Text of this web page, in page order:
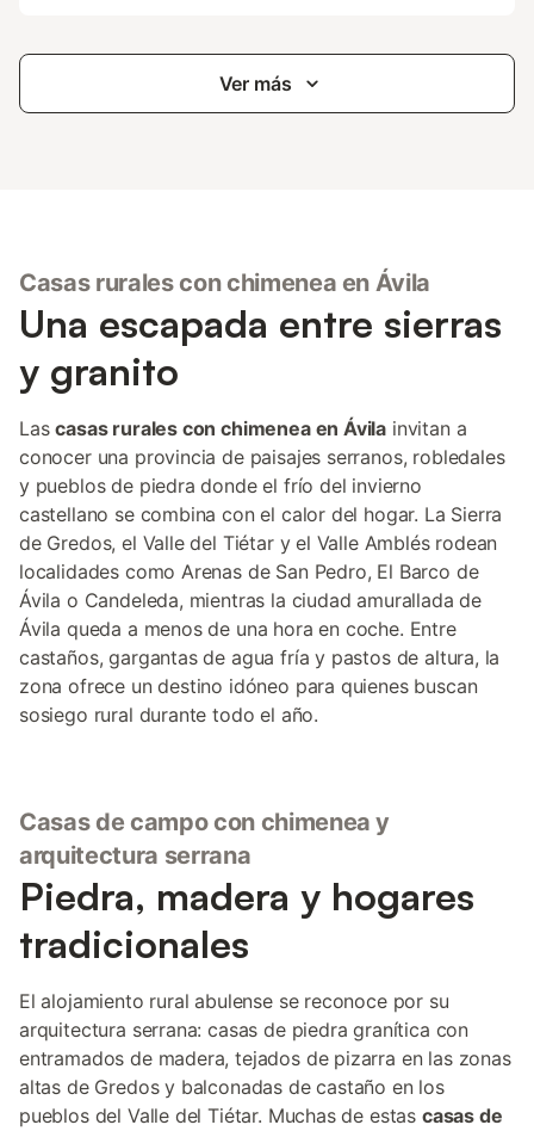
Ver más
Casas rurales con chimenea en Ávila
Una escapada entre sierras
y granito
Lascasas rurales con chimenea en Ávila invitan a
conocer una provincia de paisajes serranos, robledales
y pueblos de piedra donde el frío del invierno
castellano se combina con el calor del hogar. La Sierra
de Gredos, el Valle del Tiétar y el Valle Amblés rodean
localidades como Arenas de San Pedro, El Barco de
Ávila o Candeleda, mientras la ciudad amurallada de
Ávila queda a menos de una hora en coche. Entre
castaños, gargantas de agua fría y pastos de altura, la
zona ofrece un destino idóneo para quienes buscan
sosiego rural durante todo el año.
Casas de campo con chimenea y
arquitectura serrana
Piedra, madera y hogares
tradicionales
El alojamiento rural abulense se reconoce por su
arquitectura serrana: casas de piedra granítica con
entramados de madera, tejados de pizarra en las zonas
altas de Gredos y balconadas de castaño en los
pueblos del Valle del Tiétar. Muchas de estas casas de